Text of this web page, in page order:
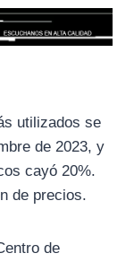
utilizados se
de 2023, y
cayó 20%.
de precios.
de